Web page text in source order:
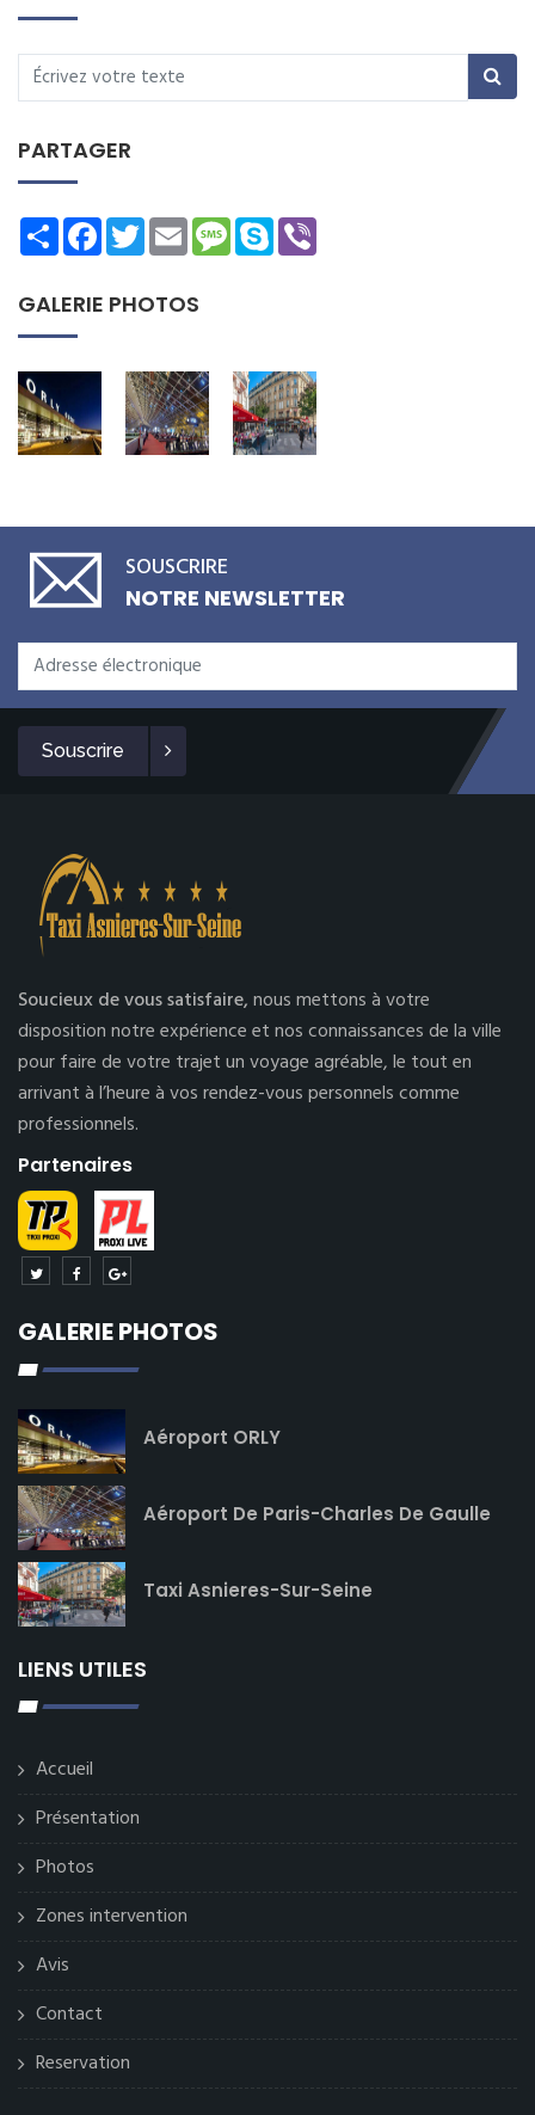
PARTAGER
ShareFacebookTwitterEmailMessage
Skype
GALERIE PHOTOS
SOUSCRIRE
NOTRE NEWSLETTER
Souscrire
Soucieux de vous satisfaire,nous mettons à votre
disposition notre expérience et nos connaissances de la ville
pour faire de votre trajet un voyage agréable, le tout en
arrivant à l’heure à vos rendez-vous personnels comme
professionnels.
Partenaires
GALERIE PHOTOS
Aéroport ORLY
Aéroport De Paris-Charles De Gaulle
Taxi Asnieres-Sur-Seine
LIENS UTILES
Accueil
Présentation
Photos
Zones intervention
Avis
Contact
Reservation